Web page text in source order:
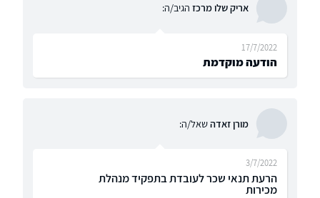
אריק שלו מרכז הגיב/ה:
הודעה מוקדמת
17/7/2022
מורן זאדהשאל/ה:
הרעת תנאי שכר לעובדת בתפקיד מנהלת
מכירות
3/7/2022